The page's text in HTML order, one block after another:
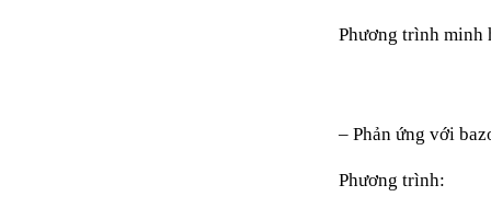
Phương trình minh
– Phản ứng với
Phương trình: